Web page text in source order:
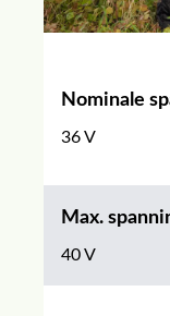
Nominale
36 V
Max.
40 V